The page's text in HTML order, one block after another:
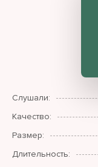
Слушали:
Качество:
Размер:
Длительность: